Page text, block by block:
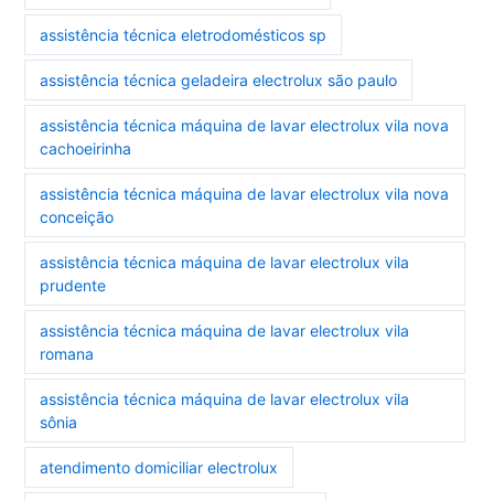
assistência técnica eletrodomésticos sp
assistência técnica geladeira electrolux são paulo
assistência técnica máquina de lavar electrolux vila nova
cachoeirinha
assistência técnica máquina de lavar electrolux vila nova
conceição
assistência técnica máquina de lavar electrolux vila
prudente
assistência técnica máquina de lavar electrolux vila
romana
assistência técnica máquina de lavar electrolux vila
sônia
atendimento domiciliar electrolux